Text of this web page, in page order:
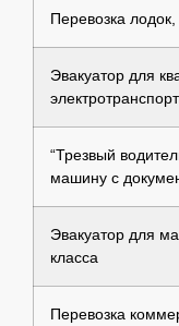
Перевозка лодок,
Эвакуатор для
“Трезвый
машину с
Эвакуатор для
класса
Перевозка